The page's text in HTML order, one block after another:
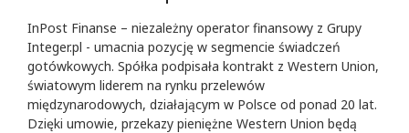
InPost Finanse – niezależny operator finansowy z Grupy
Integer.pl - umacnia pozycję w segmencie świadczeń
gotówkowych. Spółka podpisała kontrakt z Western Union,
światowym liderem na rynku przelewów
międzynarodowych, działającym w Polsce od ponad 20 lat.
Dzięki umowie, przekazy pieniężne Western Union będą